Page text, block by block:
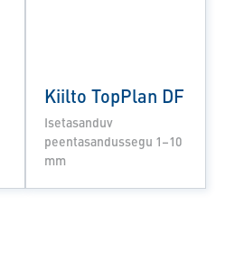
Kiilto TopPlan DF
Isetasanduv
peentasandussegu 1–10
mm